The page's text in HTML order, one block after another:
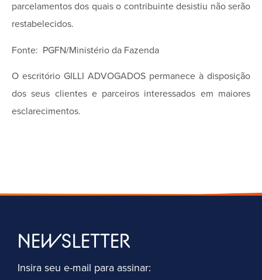
parcelamentos dos quais o contribuinte desistiu não serão
restabelecidos.
Fonte: PGFN/Ministério da Fazenda
O escritório GILLI ADVOGADOS permanece à disposição
dos seus clientes e parceiros interessados em maiores
esclarecimentos.
NEWSLETTER
Insira seu e-mail para assinar: